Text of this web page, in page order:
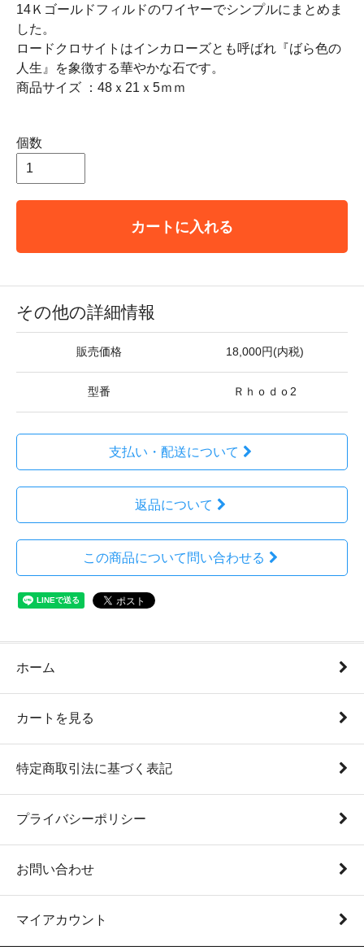
14Ｋゴールドフィルドのワイヤーでシンプルにまとめま
した。
ロードクロサイトはインカローズとも呼ばれ『ばら色の
人生』を象徴する華やかな石です。
商品サイズ ：48ｘ21ｘ5ｍｍ
個数
カートに入れる
その他の詳細情報
販売価格 18,000円(内税)
型番 Ｒｈｏｄｏ2
支払い・配送について
返品について
この商品について問い合わせる
ホーム
カートを見る
特定商取引法に基づく表記
プライバシーポリシー
お問い合わせ
マイアカウント